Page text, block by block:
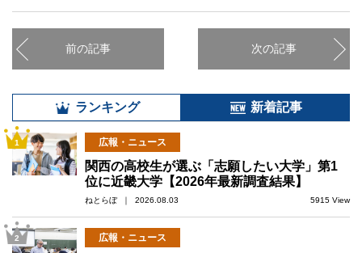
前の記事 次の記事
ランキング 新着記事
1 広報・ニュース
関西の高校生が選ぶ「志願したい大学」第1
位に近畿大学【2026年最新調査結果】
ねとらぼ ｜ 2026.08.03 5915 View
2 広報・ニュース